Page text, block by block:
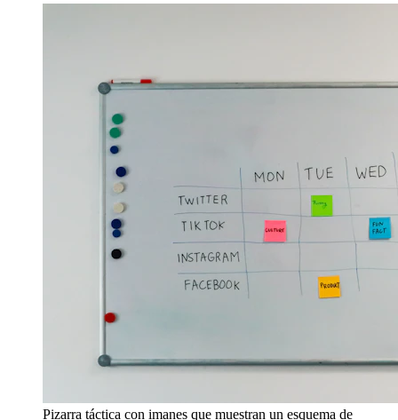
Pizarra táctica con imanes que muestran un esquema de